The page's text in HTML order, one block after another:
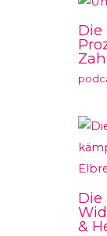
Die
Die
&